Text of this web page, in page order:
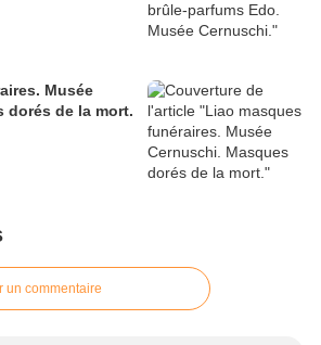
Musée
dorés de la mort.
un commentaire